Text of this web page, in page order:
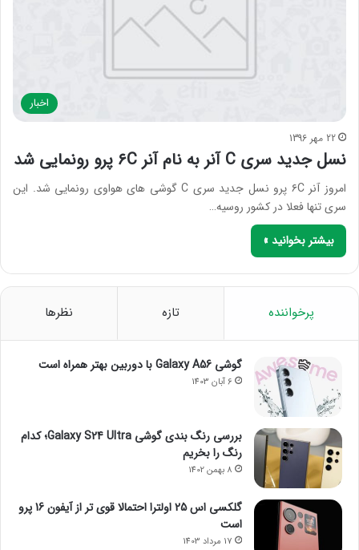
اخبار
22 مهر 1396
نسل جدید سری C آنر به نام آنر ۶C پرو رونمایی شد
امروز آنر ۶C پرو نسل جدید سری C گوشی های هواوی رونمایی شد. این
سری تنها فعلا در کشور روسیه…
بیشتر بخوانید »
پرخواننده تازه نظرها
گوشی Galaxy A56 با دوربین بهتر همراه است
6 آبان 1403
بررسی رنگ بندی گوشی Galaxy S24 Ultra؛ کدام
رنگ را بخریم
8 بهمن 1402
گلکسی اس 25 اولترا احتمالا قوی تر از آیفون 16 پرو
است
17 مرداد 1403